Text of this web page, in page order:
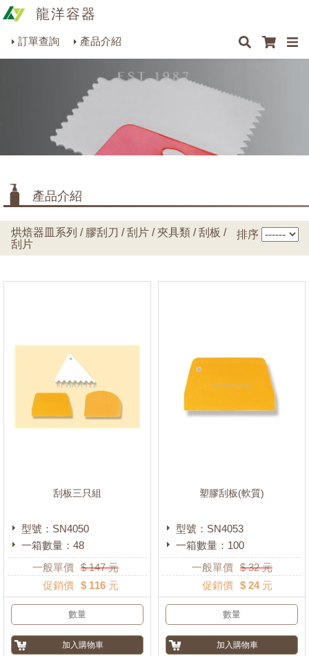
龍洋容器
訂單查詢
產品介紹
商品搜尋
餐飲器具系列
生活雜貨系列
美容用品系列
最新消息 聯絡我們
產品介紹
烘焙器皿系列 / 膠刮刀 / 刮片 / 夾具類 / 刮板 /
刮片
排序
刮板三只組
型號：SN4050
一箱數量：48
一般單價 $147元
促銷價 $ 116 元
塑膠刮板(軟質)
型號：SN4053
一箱數量：100
一般單價 $32元
促銷價 $ 24 元